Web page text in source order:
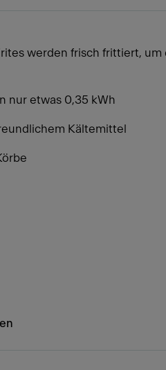
werden frisch frittiert,
nur etwas 0,35 kWh
Kältemittel